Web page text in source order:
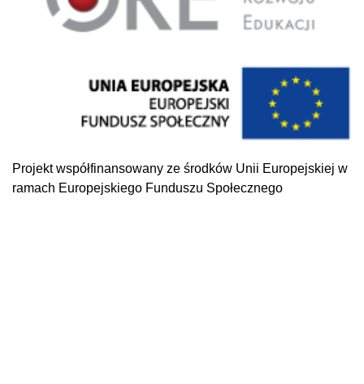
Projekt współfinansowany ze środków Unii Europejskiej w
ramach Europejskiego Funduszu Społecznego